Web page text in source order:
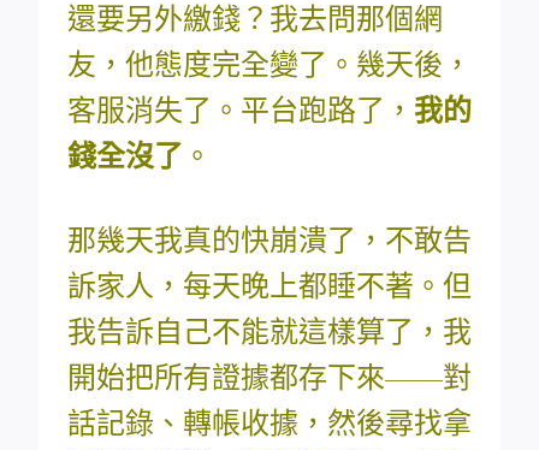
還要另外繳錢？我去問那個網
友，他態度完全變了。幾天後，
客服消失了。平台跑路了， 我的
錢全沒了 。
那幾天我真的快崩潰了，不敢告
訴家人，每天晚上都睡不著。但
我告訴自己不能就這樣算了，我
開始把所有證據都存下來——對
話記錄、轉帳收據，然後尋找拿